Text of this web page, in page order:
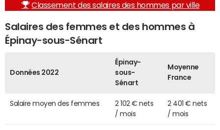
Classement des salaires des hommes par ville
Salaires des femmes et des hommes à
Épinay-sous-Sénart
Données 2022
Épinay-
sous-
Sénart
Moyenne
France
Salaire moyen des femmes
2 102 € nets
/ mois
2 401 € nets
/ mois